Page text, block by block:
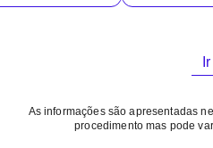
As informações são apresentadas
procedimento mas pode